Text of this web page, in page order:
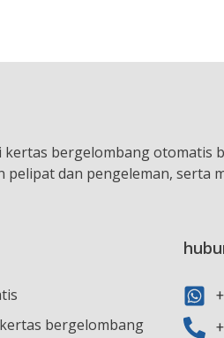
kertas bergelombang
pelipat dan pengeleman,
bergelombang